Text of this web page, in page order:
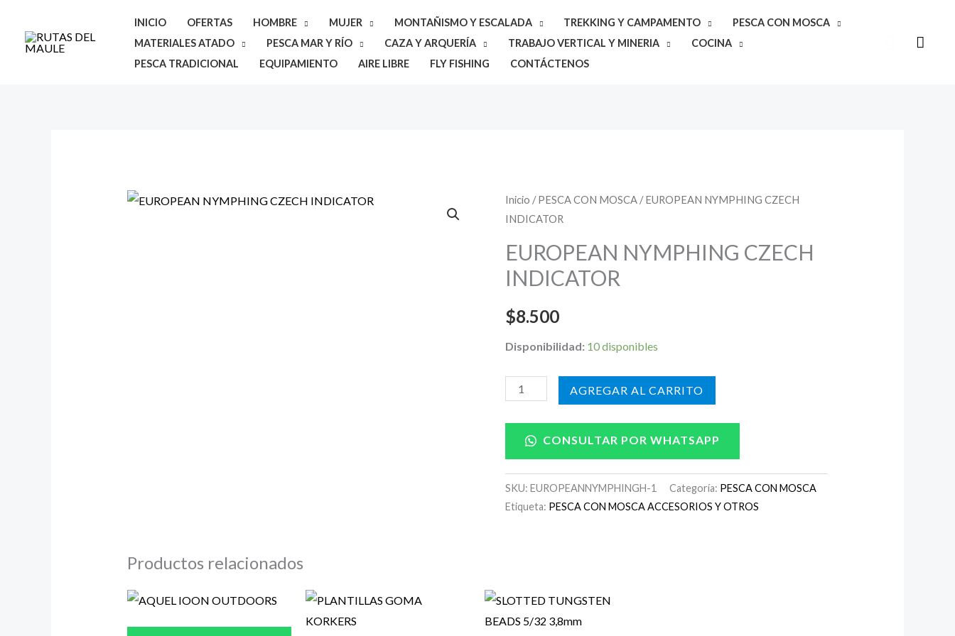
contenido
INICIO OFERTAS HOMBRE MUJER MONTAÑISMO Y ESCALADA TREKKING Y CAMPAMENTO
PESCA CON MOSCA
MATERIALES ATADO
PESCA MAR Y RÍO CAZA Y ARQUERÍA TRABAJO VERTICAL Y MINERIA
COCINA
PESCA TRADICIONAL
EQUIPAMIENTO AIRE LIBRE FLY FISHING CONTÁCTENOS
Buscar
Inicio /PESCA CON MOSCA / EUROPEAN NYMPHING CZECH
INDICATOR
EUROPEAN NYMPHING CZECH
INDICATOR
$8.500
Disponibilidad: 10 disponibles
EUROPEAN
NYMPHING
INDICATOR
cantidad
AÑADIR AL CARRITO
CONSULTAR POR WHATSAPP
SKU:EUROPEANNYMPHINGH-1 Categoría: PESCA CON MOSCA
Etiqueta: PESCA CON MOSCA ACCESORIOS Y OTROS
Productos relacionados